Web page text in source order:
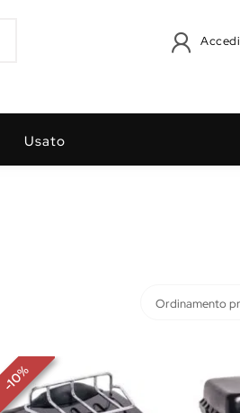
Accedi
Usato
-
10
%